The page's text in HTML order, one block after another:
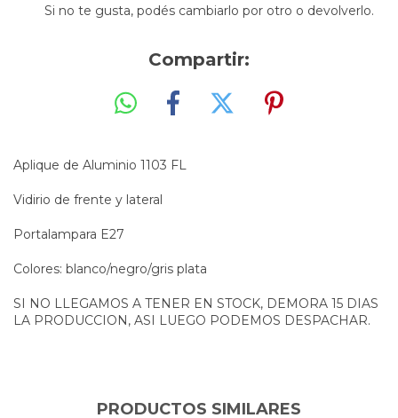
Si no te gusta, podés cambiarlo por otro o devolverlo.
Compartir:
Aplique de Aluminio 1103 FL
Vidirio de frente y lateral
Portalampara E27
Colores: blanco/negro/gris plata
SI NO LLEGAMOS A TENER EN STOCK, DEMORA 15 DIAS
LA PRODUCCION, ASI LUEGO PODEMOS DESPACHAR.
PRODUCTOS SIMILARES